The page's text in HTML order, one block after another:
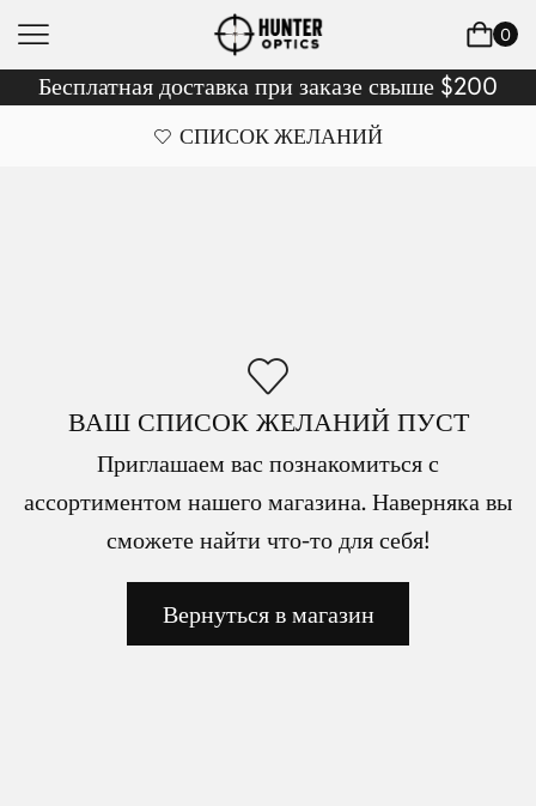
0
Бесплатная доставка при заказе свыше $200
СПИСОК ЖЕЛАНИЙ
ВАШ СПИСОК ЖЕЛАНИЙ ПУСТ
Приглашаем вас познакомиться с
ассортиментом нашего магазина. Наверняка вы
сможете найти что-то для себя!
Вернуться в магазин